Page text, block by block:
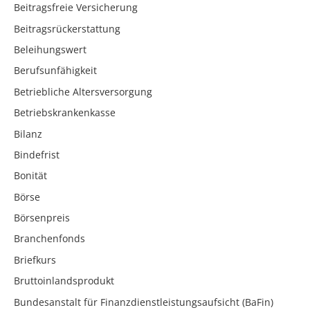
Beitragsfreie Versicherung
Beitragsrückerstattung
Beleihungswert
Berufsunfähigkeit
Betriebliche Altersversorgung
Betriebskrankenkasse
Bilanz
Bindefrist
Bonität
Börse
Börsenpreis
Branchenfonds
Briefkurs
Bruttoinlandsprodukt
Bundesanstalt für Finanzdienstleistungsaufsicht (BaFin)